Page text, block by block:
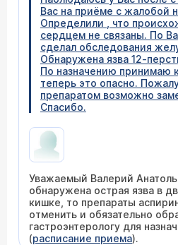
Вас на приёме с жалобой
Определили , что
сердцем не связаны. По
сделал обследования
Обнаружена язва 12-
По назначению принимаю
теперь это опасно.
препаратом возможно
Спасибо.
Уважаемый Валерий
обнаружена острая язва в
кишке, то препараты
отменить и обязательно
гастроэнтерологу для
(расписание приема).